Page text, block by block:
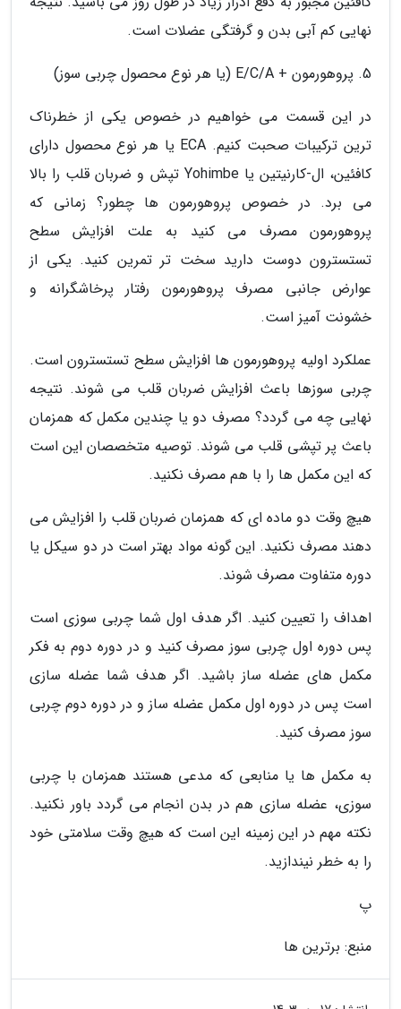
نهایی کم آبی بدن و گرفتگی عضلات است.
5. پروهورمون + E/C/A (یا هر نوع محصول چربی سوز)
در این قسمت می خواهیم در خصوص یکی از خطرناک
ترین ترکیبات صحبت کنیم. ECA یا هر نوع محصول دارای
کافئین، ال-کارنیتین یا Yohimbe تپش و ضربان قلب را بالا
می برد. در خصوص پروهورمون ها چطور؟ زمانی که
پروهورمون مصرف می کنید به علت افزایش سطح
تستسترون دوست دارید سخت تر تمرین کنید. یکی از
عوارض جانبی مصرف پروهورمون رفتار پرخاشگرانه و
خشونت آمیز است.
عملکرد اولیه پروهورمون ها افزایش سطح تستسترون است.
چربی سوزها باعث افزایش ضربان قلب می شوند. نتیجه
نهایی چه می گردد؟ مصرف دو یا چندین مکمل که همزمان
باعث پر تپشی قلب می شوند. توصیه متخصصان این است
که این مکمل ها را با هم مصرف نکنید.
هیچ وقت دو ماده ای که همزمان ضربان قلب را افزایش می
دهند مصرف نکنید. این گونه مواد بهتر است در دو سیکل یا
دوره متفاوت مصرف شوند.
اهداف را تعیین کنید. اگر هدف اول شما چربی سوزی است
پس دوره اول چربی سوز مصرف کنید و در دوره دوم به فکر
مکمل های عضله ساز باشید. اگر هدف شما عضله سازی
است پس در دوره اول مکمل عضله ساز و در دوره دوم چربی
سوز مصرف کنید.
به مکمل ها یا منابعی که مدعی هستند همزمان با چربی
سوزی، عضله سازی هم در بدن انجام می گردد باور نکنید.
نکته مهم در این زمینه این است که هیچ وقت سلامتی خود
را به خطر نیندازید.
پ
منبع: برترین ها